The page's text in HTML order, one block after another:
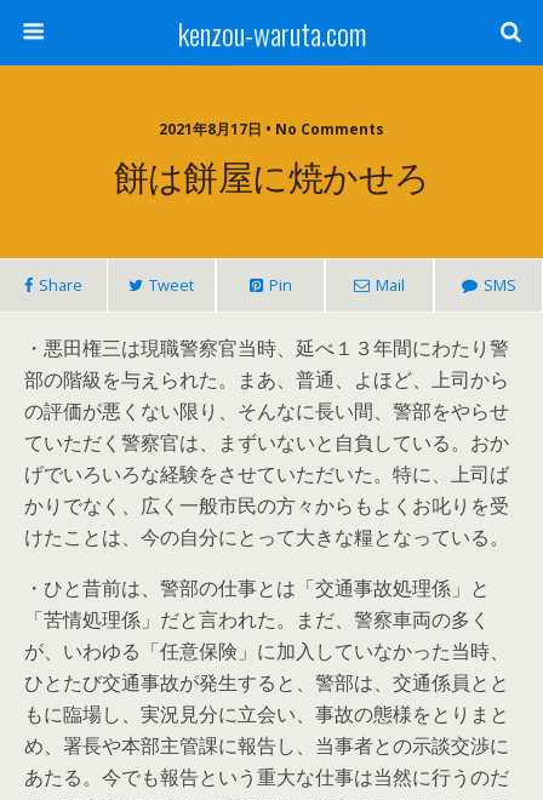
kenzou-waruta.com
2021年8月17日 • No Comments
餅は餅屋に焼かせろ
Share Tweet Pin Mail SMS
・悪田権三は現職警察官当時、延べ１３年間にわたり警
部の階級を与えられた。まあ、普通、よほど、上司から
の評価が悪くない限り、そんなに長い間、警部をやらせ
ていただく警察官は、まずいないと自負している。おか
げでいろいろな経験をさせていただいた。特に、上司ば
かりでなく、広く一般市民の方々からもよくお叱りを受
けたことは、今の自分にとって大きな糧となっている。
・ひと昔前は、警部の仕事とは「交通事故処理係」と
「苦情処理係」だと言われた。まだ、警察車両の多く
が、いわゆる「任意保険」に加入していなかった当時、
ひとたび交通事故が発生すると、警部は、交通係員とと
もに臨場し、実況見分に立会い、事故の態様をとりまと
め、署長や本部主管課に報告し、当事者との示談交渉に
あたる。今でも報告という重大な仕事は当然に行うのだ